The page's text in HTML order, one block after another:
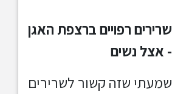
שרירים רפויים ברצפת האגן
- אצל נשים
שמעתי שזה קשור לשרירים